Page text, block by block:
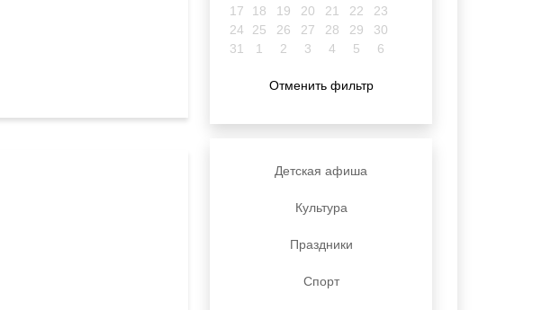
17
18 19 20 21 22
23
24
25 26 27 28 29
30
31
1 2 3 4 5 6
Отменить фильтр
Детская афиша
Культура
Праздники
Спорт